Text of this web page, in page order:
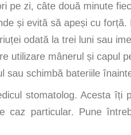
pe zi, câte două minute
și evită să apeși cu
odată la trei luni sau
utilizare mânerul și capul
sau schimbă bateriile
stomatolog. Acesta îți
caz particular. Pune